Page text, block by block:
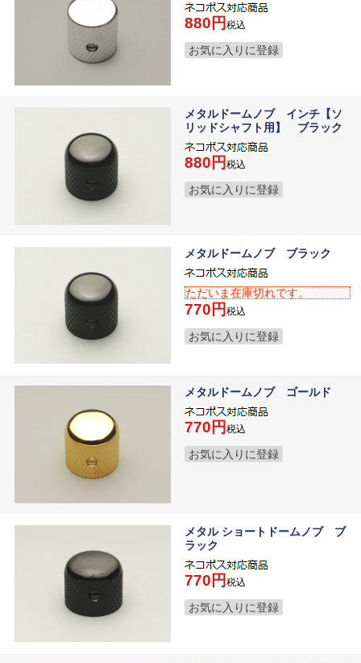
880 税込
お気に入りに登録
メタルドームノブ インチ【ソ
リッドシャフト用】 ブラック
880 税込
お気に入りに登録
メタルドームノブ ブラック
ただいま在庫切れです。
770 税込
お気に入りに登録
メタルドームノブ ゴールド
770 税込
お気に入りに登録
メタル ショートドームノブ ブ
ラック
770 税込
お気に入りに登録